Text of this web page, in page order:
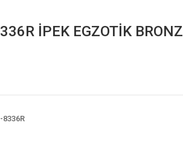
İPEK EGZOTİK BRONZ
8336R